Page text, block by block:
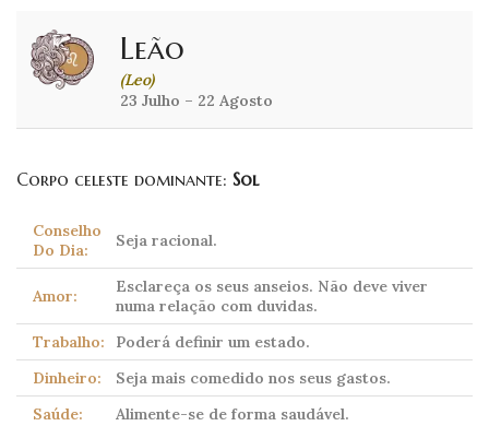
Leão
(Leo)
23 Julho – 22 Agosto
Corpo celeste dominante: Sol
Conselho
Do Dia:
Seja racional.
Amor:
Esclareça os seus anseios. Não deve viver
numa relação com duvidas.
Trabalho:
Poderá definir um estado.
Dinheiro:
Seja mais comedido nos seus gastos.
Saúde:
Alimente-se de forma saudável.